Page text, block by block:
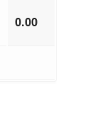
0.00